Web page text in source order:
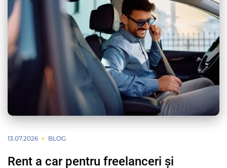
13.07.2026 BLOG
Rent a car pentru freelanceri și